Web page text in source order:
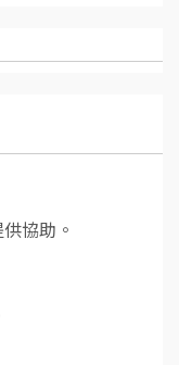
協助。